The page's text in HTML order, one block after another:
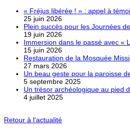
« Fréjus libérée ! » : appel à
25 juin 2026
Plein succès pour les Journées
19 juin 2026
Immersion dans le passé avec «
15 juin 2026
Restauration de la Mosquée
27 mars 2026
Un beau geste pour la paroisse
5 septembre 2025
Un trésor archéologique au pied
4 juillet 2025
Retour à l'actualité